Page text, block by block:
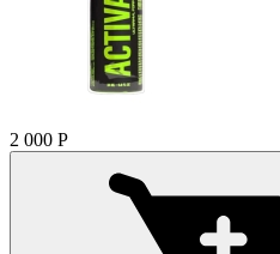
2 000 Р